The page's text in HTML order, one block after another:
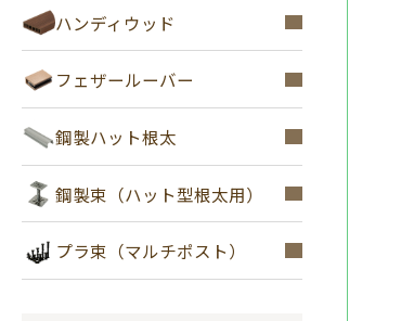
ハンディウッド
フェザールーバー
鋼製ハット根太
鋼製束（ハット型根太用）
プラ束（マルチポスト）